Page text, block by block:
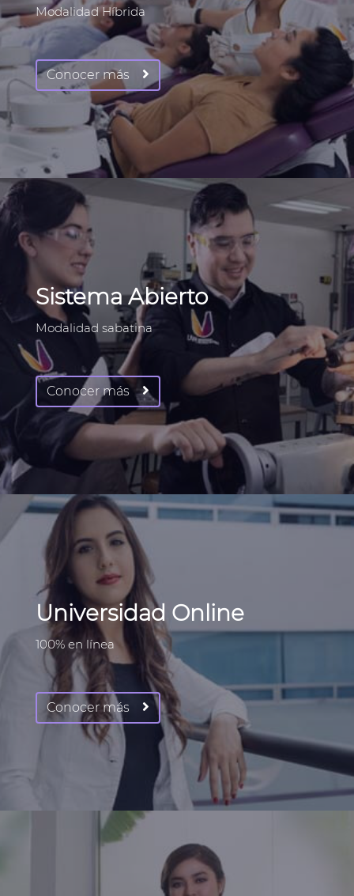
Modalidad Híbrida
Conocer más
Sistema Abierto
Modalidad sabatina
Conocer más
Universidad Online
100% en línea
Conocer más